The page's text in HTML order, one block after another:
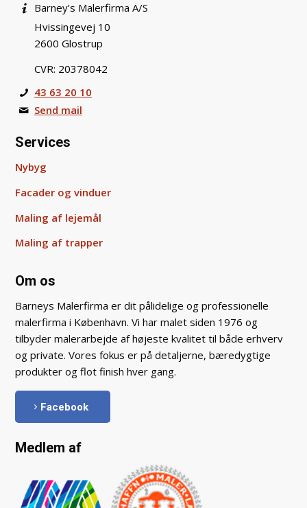
Barney’s Malerfirma A/S
Hvissingevej 10
2600 Glostrup
CVR: 20378042
43 63 20 10
Send mail
Services
Nybyg
Facader og vinduer
Maling af lejemål
Maling af trapper
Om os
Barneys Malerfirma er dit pålidelige og professionelle
malerfirma i København. Vi har malet siden 1976 og
tilbyder malerarbejde af højeste kvalitet til både erhverv
og private. Vores fokus er på detaljerne, bæredygtige
produkter og flot finish hver gang.
Facebook
Medlem af